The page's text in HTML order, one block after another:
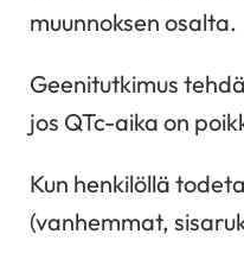
muunnoksen osalta.
Geenitutkimus
jos QTc-aika on
Kun henkilöllä
(vanhemmat,